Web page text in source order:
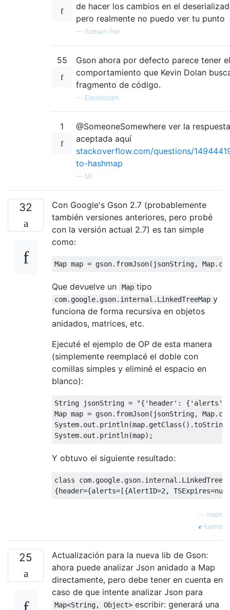
de hacer los cambios en el
pero realmente no puedo ver tu punto
— Romain Piel
55
Gson ahora por defecto parece tener el
comportamiento que Kevin Dolan
fragmento de código.
— Eleotlecram
1
@SomeoneSomewhere ver la respuesta
aceptada aquí
stackoverflow.com/questions/
to-hashmap
— MI
32
Con Google's Gson 2.7 (probablemente
también versiones anteriores, pero probé
con la versión actual 2.7) es tan simple
como:
Map map = gson. fromJson( jsonString, Map.
Que devuelve un Map tipo
com.google.gson.internal.LinkedTreeMap y
funciona de forma recursiva en objetos
anidados, matrices, etc.
Ejecuté el ejemplo de OP de esta manera
(simplemente reemplacé el doble con
comillas simples y eliminé el espacio en
blanco):
String jsonString =
"{'header': {'alerts':
Map map = gson. fromJson( jsonString, Map.
System. out . println(map. getClass ().toString
System. out . println(map);
Y obtuvo el siguiente resultado:
class com. google. gson. internal .
{header={alerts=[{AlertID=2 , TSExpires=
isapir
fuente
25
Actualización para la nueva lib de Gson:
ahora puede analizar Json anidado a Map
directamente, pero debe tener en cuenta en
caso de que intente analizar Json para
Map<String, Object> escribir: generará una